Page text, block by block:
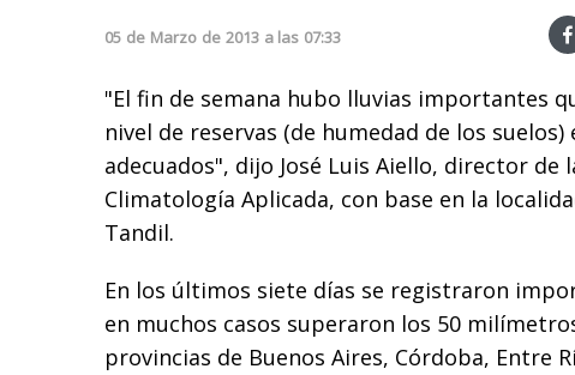
05 de Marzo de 2013 a las 07:33
"El fin de semana hubo lluvias importantes
nivel de reservas (de humedad de los suelos)
adecuados", dijo José Luis Aiello, director de
Climatología Aplicada, con base en la
Tandil.
En los últimos siete días se registraron
en muchos casos superaron los 50
provincias de Buenos Aires, Córdoba, Entre